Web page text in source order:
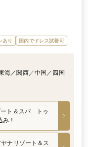
あり 国内でドレス試着可
海／関西／中国／四国
ート＆スパ トゥ
！
ナリゾート＆ス